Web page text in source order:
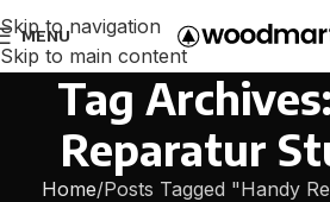
Skip to navigation
Skip to main content
MENU
Tag
Reparatur
Home Posts Tagged "Handy